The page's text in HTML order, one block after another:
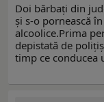
Doi bărbați din
și s-o pornească
alcoolice.Prima
depistată de
timp ce conducea